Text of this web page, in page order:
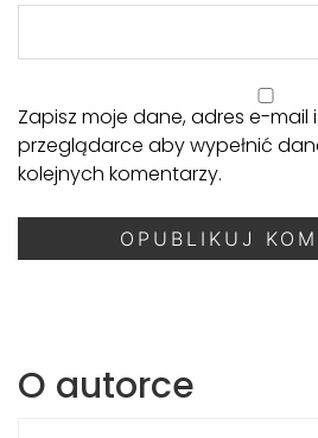
Zapisz moje dane, adres e-mail
przeglądarce aby wypełnić
kolejnych komentarzy.
O autorce